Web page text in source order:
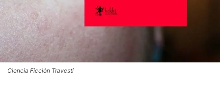
Ciencia Ficción Travesti